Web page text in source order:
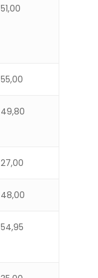
51,00
55,00
49,80
27,00
48,00
54,95